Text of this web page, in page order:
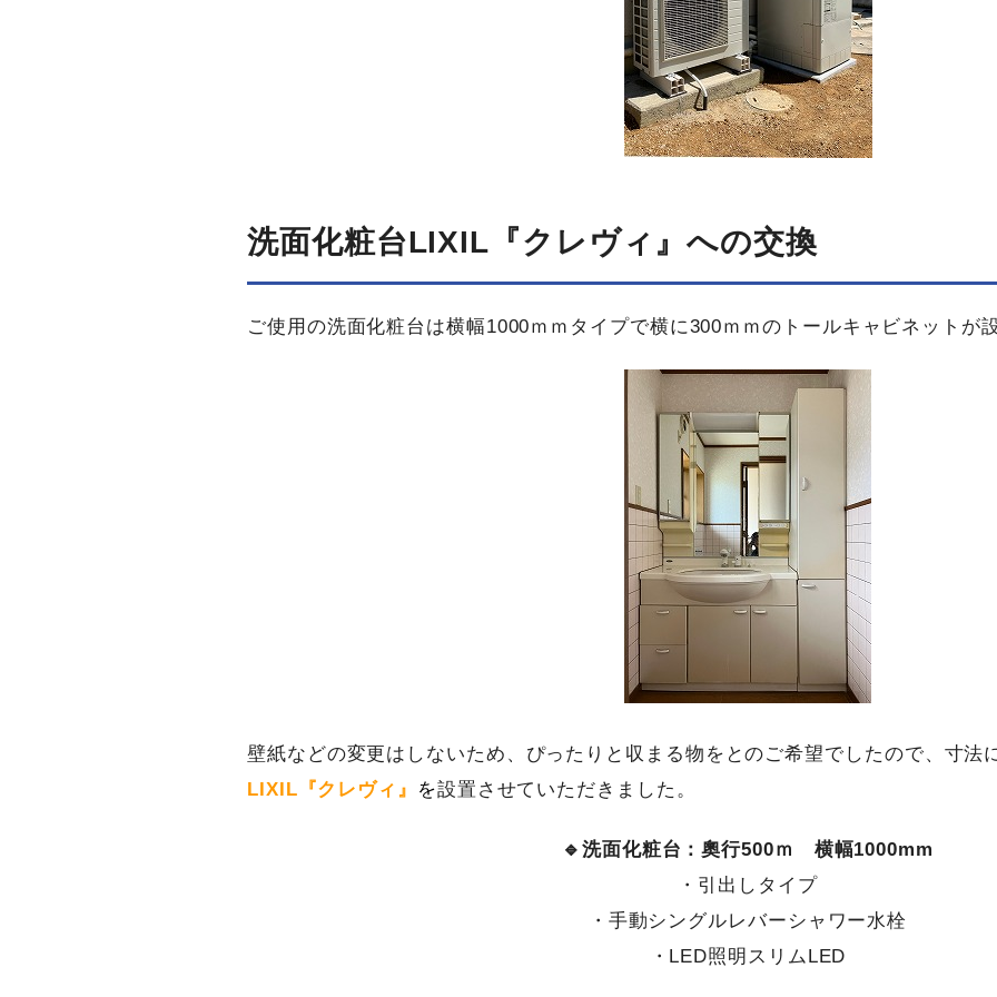
洗面化粧台LIXIL『クレヴィ』への​交換
ご使用の洗面化粧台は横幅1000ｍｍタイプで横に300ｍｍのトールキャビネットが
壁紙などの変更はしないため、ぴったりと収まる物をとのご希望でしたので、寸法
LIXIL『クレヴィ』
を設置させていただきました。
🔹洗面化粧台：奧行500ｍ 横幅1000mm
・引出しタイプ
・手動シングルレバーシャワー水栓
・LED照明スリムLED